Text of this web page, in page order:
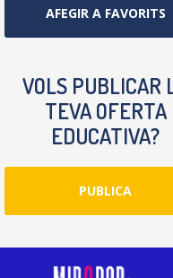
AFEGIR A FAVORITS
VOLS PUBLICAR
TEVA OFERTA
EDUCATIVA?
PUBLICA